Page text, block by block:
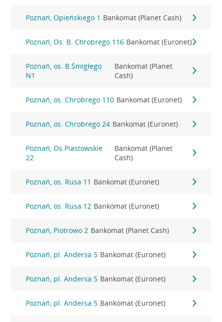
Poznań, Opieńskiego 1 Bankomat (Planet Cash)
Poznań, Os. B. Chrobrego 116 Bankomat (Euronet)
Poznań, os. B.Śmigłego
N1
Bankomat (Planet
Cash)
Poznań, os. Chrobrego 110 Bankomat (Euronet)
Poznań, os. Chrobrego 24 Bankomat (Euronet)
Poznań, Os.Piastowskie
22
Bankomat (Planet
Cash)
Poznań, os. Rusa 11 Bankomat (Euronet)
Poznań, os. Rusa 12 Bankomat (Euronet)
Poznań, Piotrowo 2 Bankomat (Planet Cash)
Poznań, pl. Andersa 5 Bankomat (Euronet)
Poznań, pl. Andersa 5 Bankomat (Euronet)
Poznań, pl. Andersa 5 Bankomat (Euronet)